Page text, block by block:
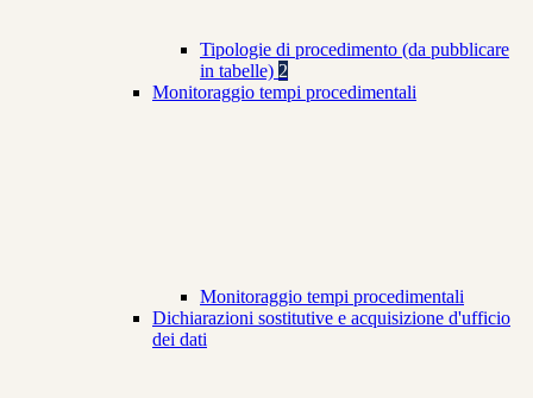
Tipologie di procedimento (da pubblicare
in tabelle) 2
Monitoraggio tempi procedimentali
Monitoraggio tempi procedimentali
Dichiarazioni sostitutive e acquisizione d'ufficio
dei dati